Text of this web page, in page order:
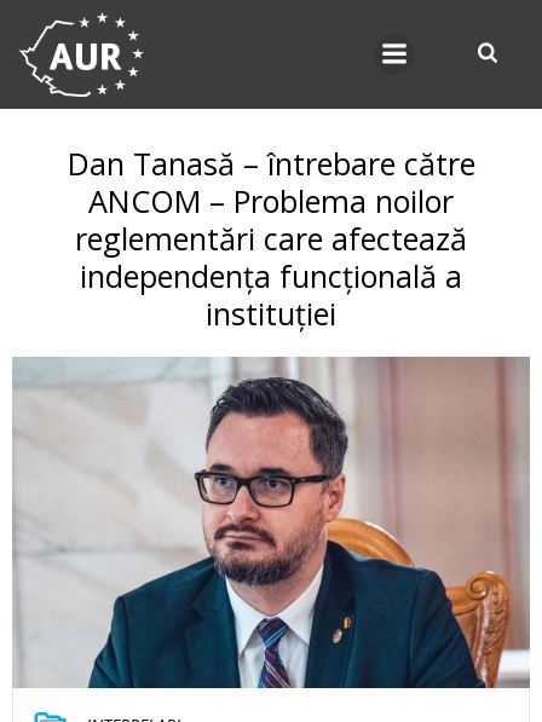
Dan Tanasă – întrebare către
ANCOM – Problema noilor
reglementări care afectează
independența funcțională a
instituției